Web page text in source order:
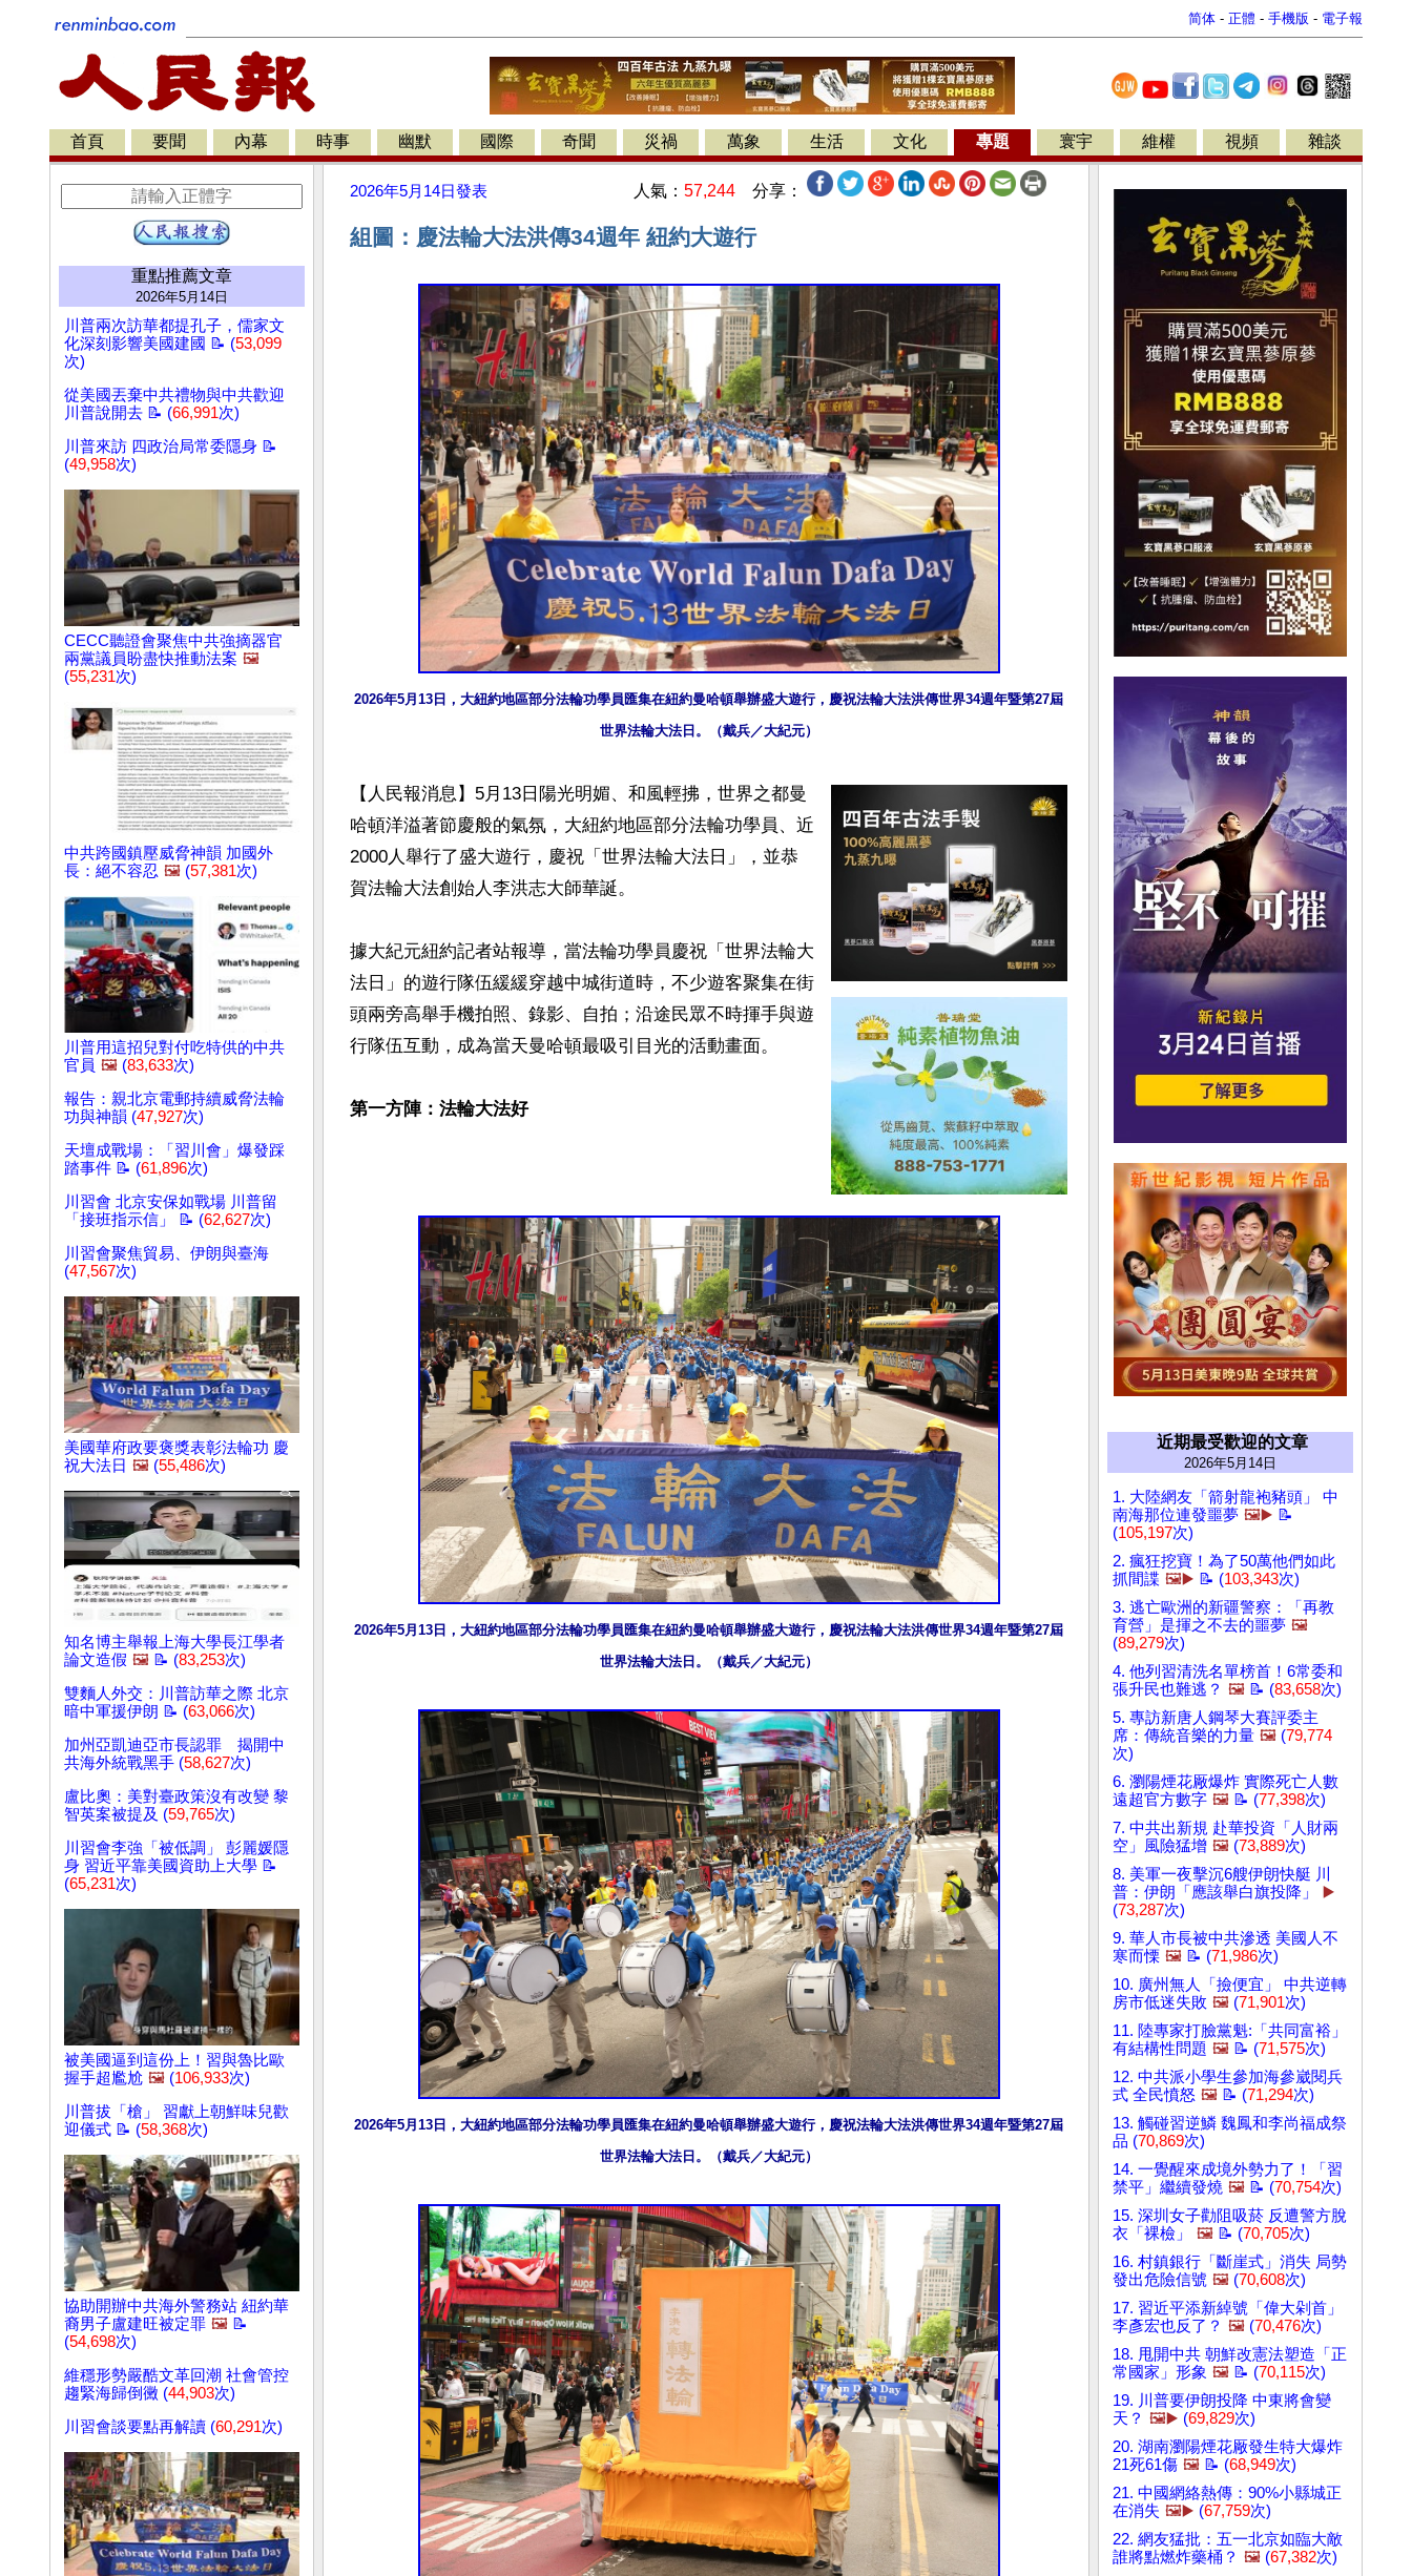
简体 - 正體 - 手機版 - 電子報
首頁 要聞 內幕 時事 幽默 國際 奇聞 災禍 萬象 生活 文化 專題 寰宇 維權 視頻 雜談
重點推薦文章
2026年5月14日
川普兩次訪華都提孔子，儒家文
化深刻影響美國建國 📝 (53,099
次)
從美國丟棄中共禮物與中共歡迎
川普說開去 📝 (66,991次)
川普來訪 四政治局常委隱身 📝
(49,958次)
CECC聽證會聚焦中共強摘器官
兩黨議員盼盡快推動法案 🖼️
(55,231次)
中共跨國鎮壓威脅神韻 加國外
長：絕不容忍 🖼️ (57,381次)
川普用這招兒對付吃特供的中共
官員 🖼️ (83,633次)
報告：親北京電郵持續威脅法輪
功與神韻 (47,927次)
天壇成戰場：「習川會」爆發踩
踏事件 📝 (61,896次)
川習會 北京安保如戰場 川普留
「接班指示信」 📝 (62,627次)
川習會聚焦貿易、伊朗與臺海
(47,567次)
美國華府政要褒獎表彰法輪功 慶
祝大法日 🖼️ (55,486次)
知名博主舉報上海大學長江學者
論文造假 🖼️ 📝 (83,253次)
雙麵人外交：川普訪華之際 北京
暗中軍援伊朗 📝 (63,066次)
加州亞凱迪亞市長認罪 揭開中
共海外統戰黑手 (58,627次)
盧比奧：美對臺政策沒有改變 黎
智英案被提及 (59,765次)
川習會李強「被低調」 彭麗媛隱
身 習近平靠美國資助上大學 📝
(65,231次)
被美國逼到這份上！習與魯比歐
握手超尷尬 🖼️ (106,933次)
川普拔「槍」 習獻上朝鮮味兒歡
迎儀式 📝 (58,368次)
協助開辦中共海外警務站 紐約華
裔男子盧建旺被定罪 🖼️ 📝
(54,698次)
維穩形勢嚴酷文革回潮 社會管控
趨緊海歸倒黴 (44,903次)
川習會談要點再解讀 (60,291次)
2026年5月14日發表 人氣： 57,244 分享：
組圖：慶法輪大法洪傳34週年 紐約大遊行
2026年5月13日，大紐約地區部分法輪功學員匯集在紐約曼哈頓舉辦盛大遊行，慶祝法輪大法洪傳世界34週年暨第27屆
世界法輪大法日。（戴兵／大紀元）
【人民報消息】5月13日陽光明媚、和風輕拂，世界之都曼
哈頓洋溢著節慶般的氣氛，大紐約地區部分法輪功學員、近
2000人舉行了盛大遊行，慶祝「世界法輪大法日」，並恭
賀法輪大法創始人李洪志大師華誕。
據大紀元紐約記者站報導，當法輪功學員慶祝「世界法輪大
法日」的遊行隊伍緩緩穿越中城街道時，不少遊客聚集在街
頭兩旁高舉手機拍照、錄影、自拍；沿途民眾不時揮手與遊
行隊伍互動，成為當天曼哈頓最吸引目光的活動畫面。
第一方陣：法輪大法好
2026年5月13日，大紐約地區部分法輪功學員匯集在紐約曼哈頓舉辦盛大遊行，慶祝法輪大法洪傳世界34週年暨第27屆
世界法輪大法日。（戴兵／大紀元）
2026年5月13日，大紐約地區部分法輪功學員匯集在紐約曼哈頓舉辦盛大遊行，慶祝法輪大法洪傳世界34週年暨第27屆
世界法輪大法日。（戴兵／大紀元）
近期最受歡迎的文章
2026年5月14日
1. 大陸網友「箭射龍袍豬頭」 中
南海那位連發噩夢 🖼️▶️ 📝
(105,197次)
2. 瘋狂挖寶！為了50萬他們如此
抓間諜 🖼️▶️ 📝 (103,343次)
3. 逃亡歐洲的新疆警察：「再教
育營」是揮之不去的噩夢 🖼️
(89,279次)
4. 他列習清洗名單榜首！6常委和
張升民也難逃？ 🖼️ 📝 (83,658次)
5. 專訪新唐人鋼琴大賽評委主
席：傳統音樂的力量 🖼️ (79,774
次)
6. 瀏陽煙花厰爆炸 實際死亡人數
遠超官方數字 🖼️ 📝 (77,398次)
7. 中共出新規 赴華投資「人財兩
空」風險猛增 🖼️ (73,889次)
8. 美軍一夜擊沉6艘伊朗快艇 川
普：伊朗「應該舉白旗投降」
▶️
(73,287次)
9. 華人市長被中共滲透 美國人不
寒而慄 🖼️ 📝 (71,986次)
10. 廣州無人「撿便宜」 中共逆轉
房市低迷失敗 🖼️ (71,901次)
11. 陸專家打臉黨魁:「共同富裕」
有結構性問題 🖼️ 📝 (71,575次)
12. 中共派小學生參加海參崴閱兵
式 全民憤怒 🖼️ 📝 (71,294次)
13. 觸碰習逆鱗 魏鳳和李尚福成祭
品 (70,869次)
14. 一覺醒來成境外勢力了！「習
禁平」繼續發燒 🖼️ 📝 (70,754次)
15. 深圳女子勸阻吸菸 反遭警方脫
衣「裸檢」
🖼️ 📝 (70,705次)
16. 村鎮銀行「斷崖式」消失 局勢
發出危險信號 🖼️ (70,608次)
17. 習近平添新綽號「偉大剁首」
李彥宏也反了？ 🖼️ (70,476次)
18. 甩開中共 朝鮮改憲法塑造「正
常國家」形象 🖼️ 📝 (70,115次)
19. 川普要伊朗投降 中東將會變
天？ 🖼️▶️ (69,829次)
20. 湖南瀏陽煙花厰發生特大爆炸
21死61傷 🖼️ 📝 (68,949次)
21. 中國網絡熱傳：90%小縣城正
在消失 🖼️▶️ (67,759次)
22. 網友猛批：五一北京如臨大敵
誰將點燃炸藥桶？ 🖼️ (67,382次)